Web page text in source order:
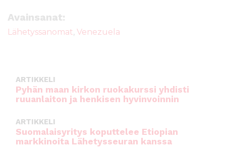
e
b
k
te
r
A
Avainsanat:
Lähetyssanomat, Venezuela
ARTIKKELI
Pyhän maan kirkon ruokakurssi yhdisti
ruuanlaiton ja henkisen hyvinvoinnin
ARTIKKELI
Suomalaisyritys koputtelee Etiopian
markkinoita Lähetysseuran kanssa